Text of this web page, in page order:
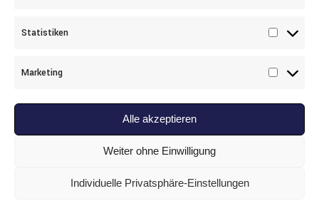
Statistiken
Marketing
Alle akzeptieren
Weiter ohne Einwilligung
Individuelle Privatsphäre-Einstellungen
ALLE PRODUKTE,KOMATSU